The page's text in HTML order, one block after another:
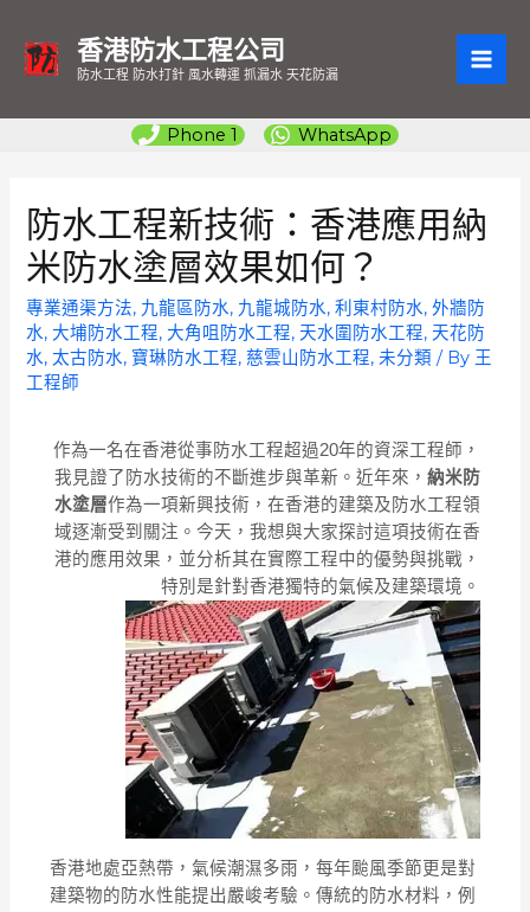
香港防水工程公司
防水工程 防水打針 風水轉運 抓漏水 天花防漏
Phone 1 WhatsApp
防水工程新技術：香港應用納
米防水塗層效果如何？
專業通渠方法, 九龍區防水, 九龍城防水,利東村防水,外牆防
水,大埔防水工程,大角咀防水工程, 天水圍防水工程, 天花防
水,太古防水, 寶琳防水工程,慈雲山防水工程,未分類 / By 王
工程師
作為一名在香港從事防水工程超過20年的資深工程師，
我見證了防水技術的不斷進步與革新。近年來， 納米防
水塗層作為一項新興技術，在香港的建築及防水工程領
域逐漸受到關注。今天，我想與大家探討這項技術在香
港的應用效果，並分析其在實際工程中的優勢與挑戰，
特別是針對香港獨特的氣候及建築環境。
香港地處亞熱帶，氣候潮濕多雨，每年颱風季節更是對
建築物的防水性能提出嚴峻考驗。傳統的防水材料，例